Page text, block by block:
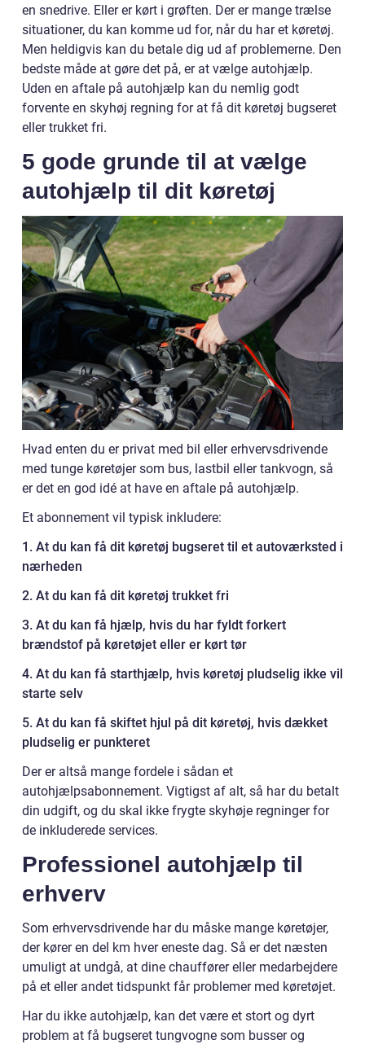
en snedrive. Eller er kørt i grøften. Der er mange trælse
situationer, du kan komme ud for, når du har et køretøj.
Men heldigvis kan du betale dig ud af problemerne. Den
bedste måde at gøre det på, er at vælge autohjælp.
Uden en aftale på autohjælp kan du nemlig godt
forvente en skyhøj regning for at få dit køretøj bugseret
eller trukket fri.
5 gode grunde til at vælge
autohjælp til dit køretøj
Hvad enten du er privat med bil eller erhvervsdrivende
med tunge køretøjer som bus, lastbil eller tankvogn, så
er det en god idé at have en aftale på autohjælp.
Et abonnement vil typisk inkludere:
1. At du kan få dit køretøj bugseret til et autoværksted i
nærheden
2. At du kan få dit køretøj trukket fri
3. At du kan få hjælp, hvis du har fyldt forkert
brændstof på køretøjet eller er kørt tør
4. At du kan få starthjælp, hvis køretøj pludselig ikke vil
starte selv
5. At du kan få skiftet hjul på dit køretøj, hvis dækket
pludselig er punkteret
Der er altså mange fordele i sådan et
autohjælpsabonnement. Vigtigst af alt, så har du betalt
din udgift, og du skal ikke frygte skyhøje regninger for
de inkluderede services.
Professionel autohjælp til
erhverv
Som erhvervsdrivende har du måske mange køretøjer,
der kører en del km hver eneste dag. Så er det næsten
umuligt at undgå, at dine chauffører eller medarbejdere
på et eller andet tidspunkt får problemer med køretøjet.
Har du ikke autohjælp, kan det være et stort og dyrt
problem at få bugseret tungvogne som busser og